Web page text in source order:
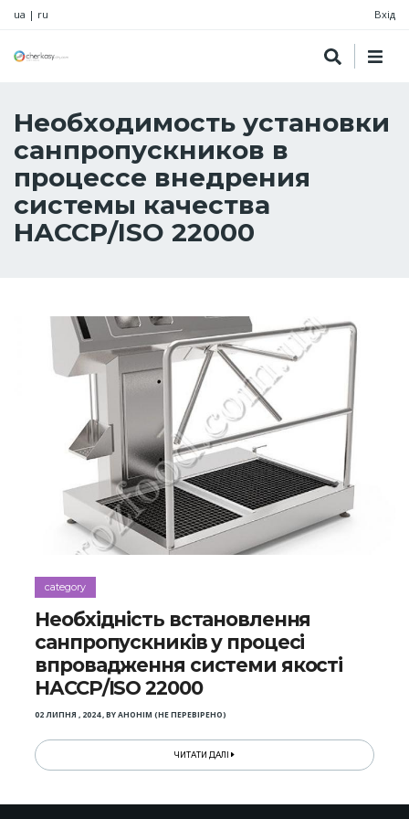
ua | ru Вхід
Необходимость установки
санпропускников в
процессе внедрения
системы качества
НАССР/ISO 22000
category
Необхідність встановлення
санпропускників у процесі
впровадження системи якості
НАССР/ІSO 22000
02 ЛИПНЯ , 2024,BYАНОНІМ (НЕ ПЕРЕВІРЕНО)
ЧИТАТИ ДАЛІ